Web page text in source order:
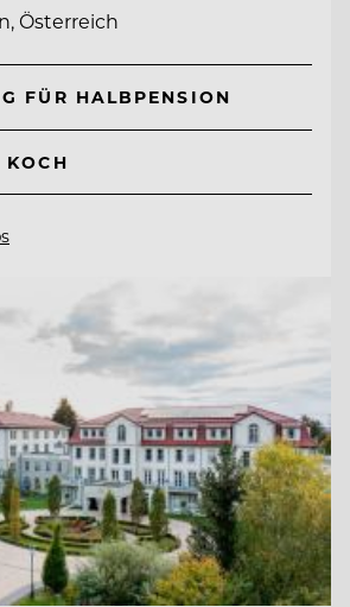
Österreich
FÜR HALBPENSION